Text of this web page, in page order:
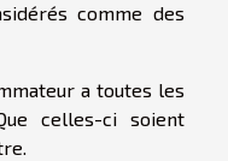
comme des
a toutes les
celles-ci soient